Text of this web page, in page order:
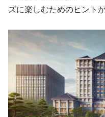
ズに楽しむためのヒント